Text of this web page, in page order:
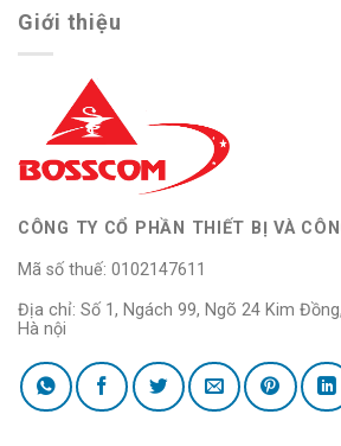
Giới thiệu
CÔNG TY CỔ PHẦN THIẾT BỊ VÀ
Mã số thuế: 0102147611
Địa chỉ: Số 1, Ngách 99, Ngõ 24 Kim
Hà nội